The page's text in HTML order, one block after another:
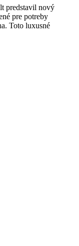
predstavil nový
pre potreby
Toto luxusné